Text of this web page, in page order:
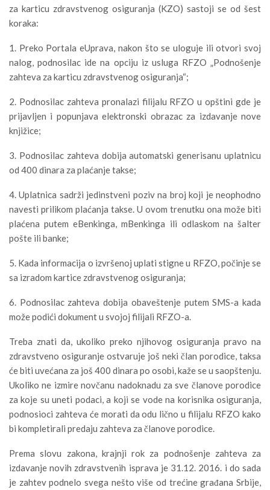
za karticu zdravstvenog osiguranja (KZO) sastoji se od šest
koraka:
1. Preko Portala eUprava, nakon što se uloguje ili otvori svoj
nalog, podnosilac ide na opciju iz usluga RFZO „Podnošenje
zahteva za karticu zdravstvenog osiguranja“;
2. Podnosilac zahteva pronalazi filijalu RFZO u opštini gde je
prijavljen i popunjava elektronski obrazac za izdavanje nove
knjižice;
3. Podnosilac zahteva dobija automatski generisanu uplatnicu
od 400 dinara za plaćanje takse;
4. Uplatnica sadrži jedinstveni poziv na broj koji je neophodno
navesti prilikom plaćanja takse. U ovom trenutku ona može biti
plaćena putem eBenkinga, mBenkinga ili odlaskom na šalter
pošte ili banke;
5. Kada informacija o izvršenoj uplati stigne u RFZO, počinje se
sa izradom kartice zdravstvenog osiguranja;
6. Podnosilac zahteva dobija obaveštenje putem SMS-a kada
može podići dokument u svojoj filijali RFZO-a.
Treba znati da, ukoliko preko njihovog osiguranja pravo na
zdravstveno osiguranje ostvaruje još neki član porodice, taksa
će biti uvećana za još 400 dinara po osobi, kaže se u saopštenju.
Ukoliko ne izmire novčanu nadoknadu za sve članove porodice
za koje su uneti podaci, a koji se vode na korisnika osiguranja,
podnosioci zahteva će morati da odu lično u filijalu RFZO kako
bi kompletirali predaju zahteva za članove porodice.
Prema slovu zakona, krajnji rok za podnošenje zahteva za
izdavanje novih zdravstvenih isprava je 31.12. 2016. i do sada
je zahtev podnelo svega nešto više od trećine građana Srbije,